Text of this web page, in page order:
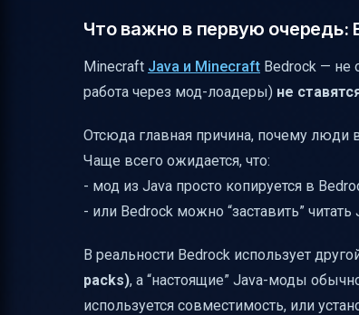
Что важно в первую
Minecraft Java и Minecraft Bedrock — не
работа через мод-лоадеры) не
Отсюда главная причина, почему люди
Чаще всего ожидается, что:
- мод из Java просто копируется в
- или Bedrock можно “заставить”
В реальности Bedrock использует
packs), а “настоящие” Java-моды
используется совместимость, или